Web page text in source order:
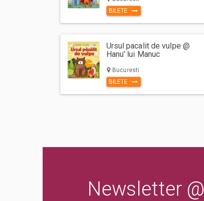
sa respecte Regulile de participare si acces la
ului Bilete.ro
Taxe servicii aplicabile per bilet:
Taxa administrare - 2%
Taxa procesare - 2 lei
Comision ticketing - 7%
Taxa emitere bilet - 1 RON
trebuie sa cumpere bilet sau abonament, indiferent
evenimentului inscriptionate pe bilet, pentru a evita
BILETE
Ursul pacalit de vulpe @
Hanu' lui Manuc
Bucuresti
BILETE
Newsletter